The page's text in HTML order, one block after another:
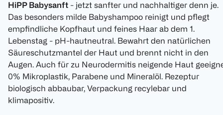
HiPP Babysanft - jetzt sanfter und nachhaltiger denn je.
Das besonders milde Babyshampoo reinigt und pflegt
empfindliche Kopfhaut und feines Haar ab dem 1.
Lebenstag - pH-hautneutral. Bewahrt den natürlichen
Säureschutzmantel der Haut und brennt nicht in den
Augen. Auch für zu Neurodermitis neigende Haut
0% Mikroplastik, Parabene und Mineralöl. Rezeptur
biologisch abbaubar, Verpackung recylebar und
klimapositiv.